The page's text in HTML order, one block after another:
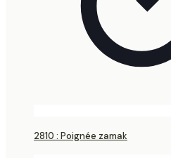
2810 : Poignée zamak